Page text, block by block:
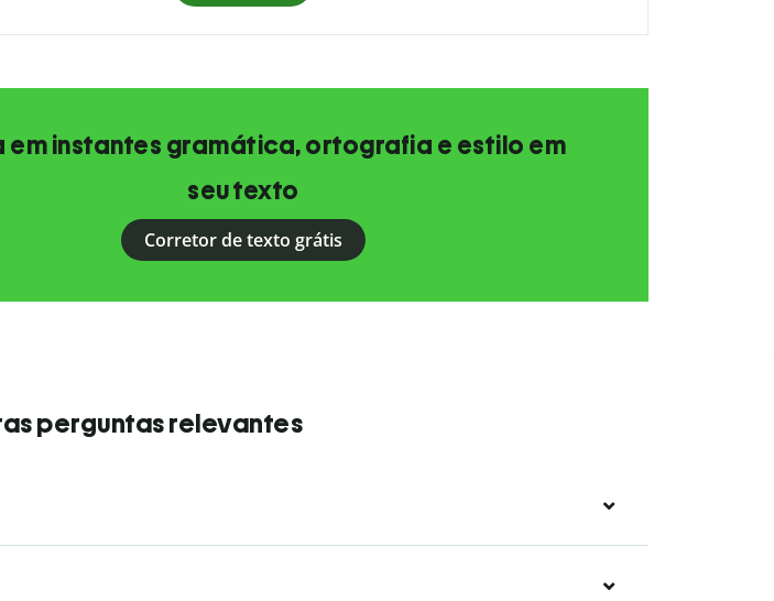
em instantes gramática, ortografia e estilo em
seu texto
Corretor de texto grátis
perguntas relevantes